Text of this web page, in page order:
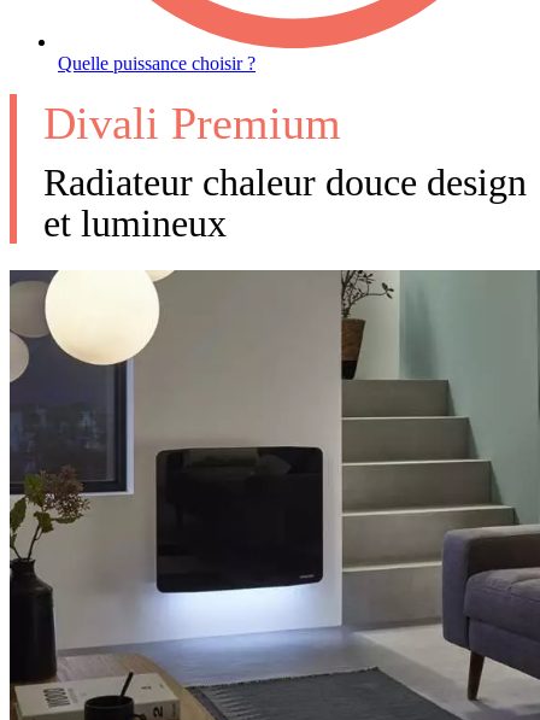
Quelle puissance choisir ?
Divali Premium
Radiateur chaleur douce design
et lumineux